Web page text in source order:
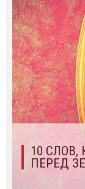
10
ПЕРЕД